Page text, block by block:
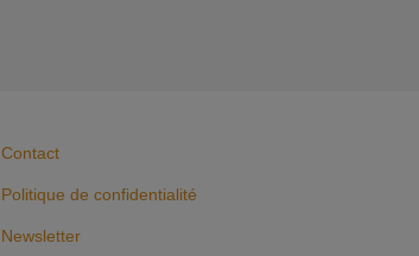
Contact
Politique de confidentialité
Newsletter